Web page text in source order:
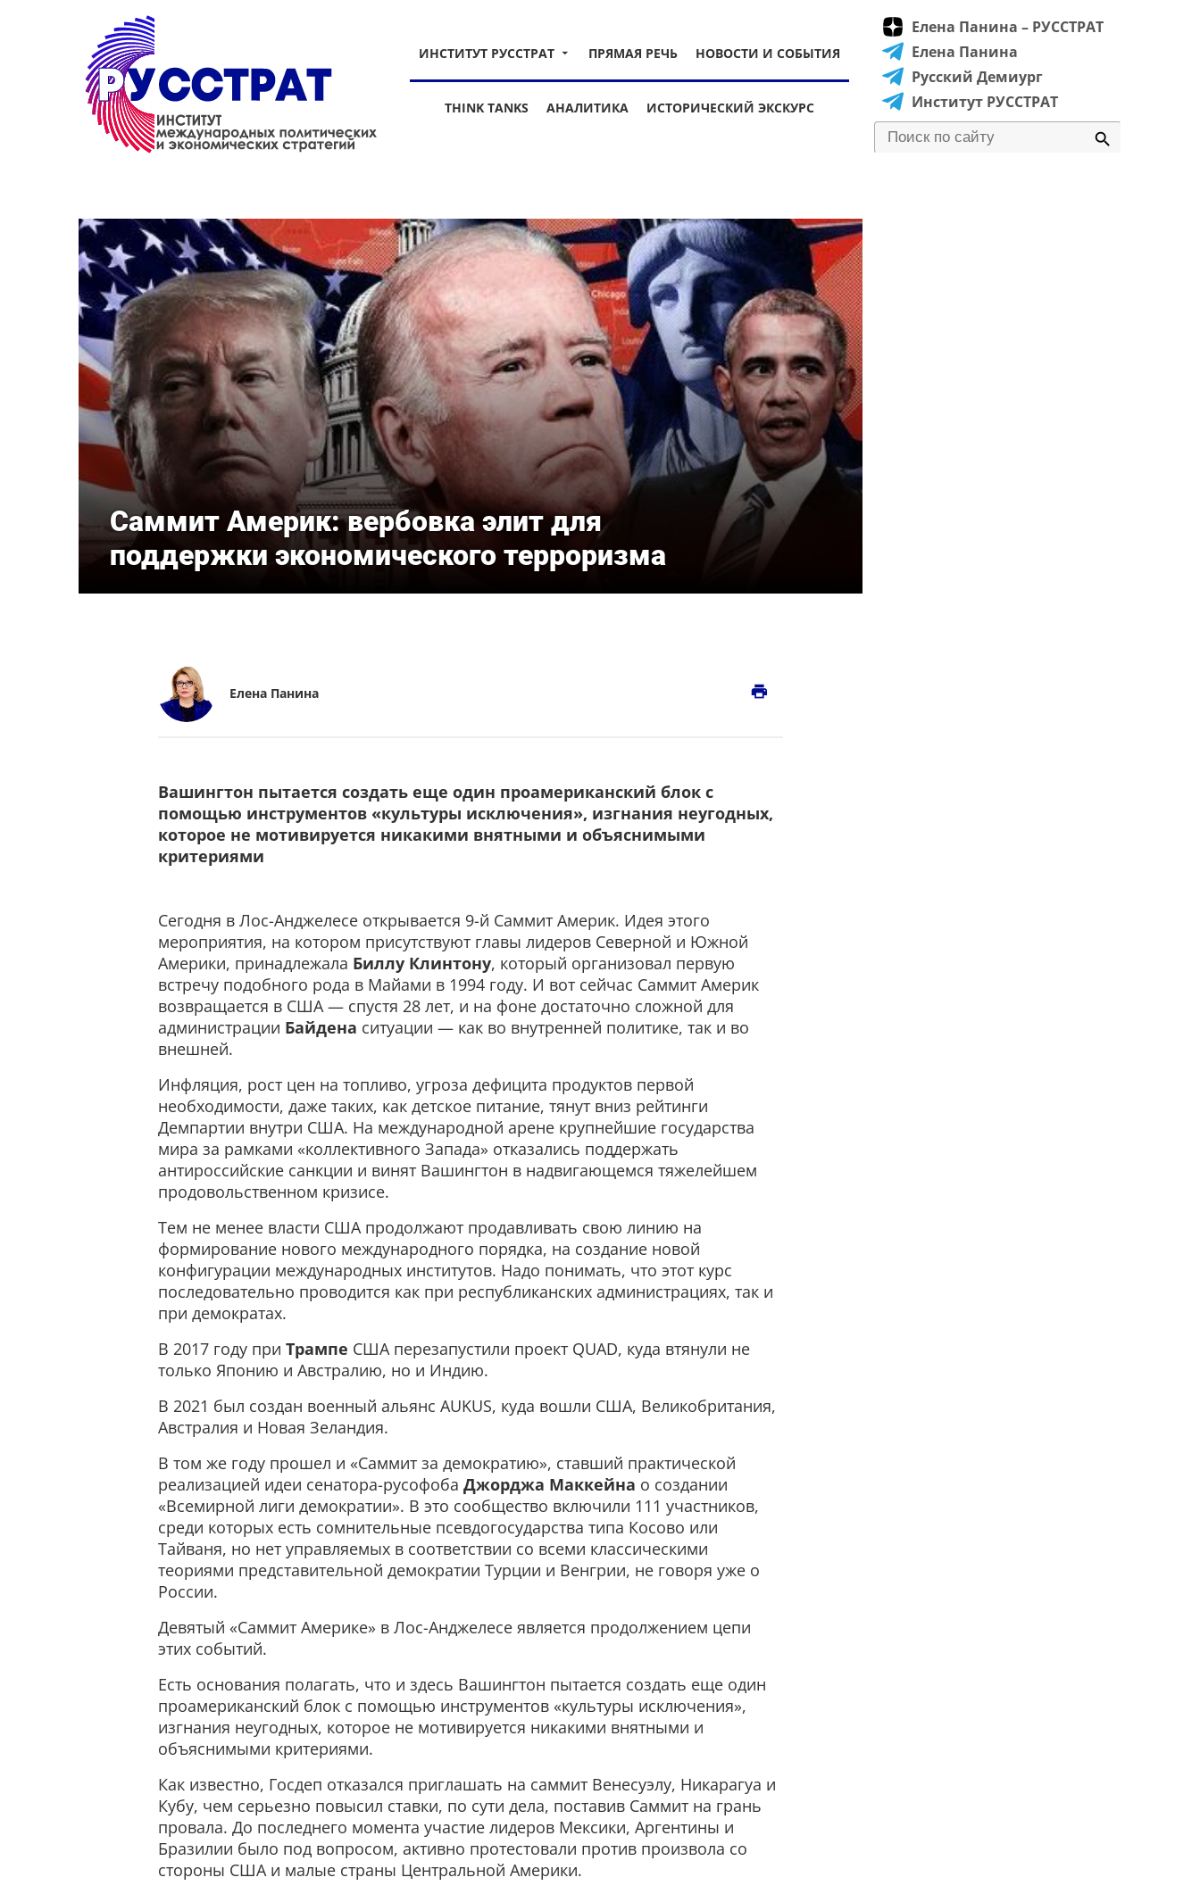
ИНСТИТУТ РУССТРАТ ПРЯМАЯ РЕЧЬ НОВОСТИ И СОБЫТИЯ
THINK TANKS АНАЛИТИКА ИСТОРИЧЕСКИЙ ЭКСКУРС
Елена Панина – РУССТРАТ
Елена Панина
Русский Демиург
Институт РУССТРАТ
Саммит Америк: вербовка элит для
поддержки экономического терроризма
Елена Панина print
Вашингтон пытается создать еще один проамериканский блок с
помощью инструментов «культуры исключения», изгнания неугодных,
которое не мотивируется никакими внятными и объяснимыми
критериями
Сегодня в Лос-Анджелесе открывается 9-й Саммит Америк. Идея этого
мероприятия, на котором присутствуют главы лидеров Северной и Южной
Америки, принадлежала Биллу Клинтону, который организовал первую
встречу подобного рода в Майами в 1994 году. И вот сейчас Саммит Америк
возвращается в США — спустя 28 лет, и на фоне достаточно сложной для
администрации Байдена ситуации — как во внутренней политике, так и во
внешней.
Инфляция, рост цен на топливо, угроза дефицита продуктов первой
необходимости, даже таких, как детское питание, тянут вниз рейтинги
Демпартии внутри США. На международной арене крупнейшие государства
мира за рамками «коллективного Запада» отказались поддержать
антироссийские санкции и винят Вашингтон в надвигающемся тяжелейшем
продовольственном кризисе.
Тем не менее власти США продолжают продавливать свою линию на
формирование нового международного порядка, на создание новой
конфигурации международных институтов. Надо понимать, что этот курс
последовательно проводится как при республиканских администрациях, так и
при демократах.
В 2017 году при Трампе США перезапустили проект QUAD, куда втянули не
только Японию и Австралию, но и Индию.
В 2021 был создан военный альянс AUKUS, куда вошли США, Великобритания,
Австралия и Новая Зеландия.
В том же году прошел и «Саммит за демократию», ставший практической
реализацией идеи сенатора-русофоба Джорджа Маккейна о создании
«Всемирной лиги демократии». В это сообщество включили 111 участников,
среди которых есть сомнительные псевдогосударства типа Косово или
Тайваня, но нет управляемых в соответствии со всеми классическими
теориями представительной демократии Турции и Венгрии, не говоря уже о
России.
Девятый «Саммит Америке» в Лос-Анджелесе является продолжением цепи
этих событий.
Есть основания полагать, что и здесь Вашингтон пытается создать еще один
проамериканский блок с помощью инструментов «культуры исключения»,
изгнания неугодных, которое не мотивируется никакими внятными и
объяснимыми критериями.
Как известно, Госдеп отказался приглашать на саммит Венесуэлу, Никарагуа и
Кубу, чем серьезно повысил ставки, по сути дела, поставив Саммит на грань
провала. До последнего момента участие лидеров Мексики, Аргентины и
Бразилии было под вопросом, активно протестовали против произвола со
стороны США и малые страны Центральной Америки.